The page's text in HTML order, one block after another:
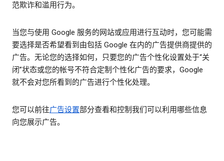
范欺诈和滥用行为。
当您与使用 Google 服务的网站或应用进行互动时，您可能需
要选择是否希望看到由包括 Google 在内的广告提供商提供的
广告。无论您的选择如何，只要您的广告个性化设置处于“关
闭”状态或您的帐号不符合定制个性化广告的要求，Google
就不会对您所看到的广告进行个性化处理。
您可以前往广告设置部分查看和控制我们可以利用哪些信息
向您展示广告。